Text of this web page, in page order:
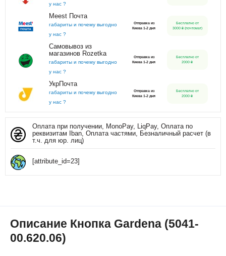
у нас ?
Meest Почта
габариты и почему выгодно
у нас ?
Отправка из
Киева 1-2 дня
Бесплатно от
3000 ₴ (почтомат)
Самовывоз из
магазинов Rozetka
габариты и почему выгодно
у нас ?
Отправка из
Киева 1-2 дня
Бесплатно от
2000 ₴
УкрПочта
габариты и почему выгодно
у нас ?
Отправка из
Киева 1-2 дня
Бесплатно от
2000 ₴
Оплата при получении, MonoPay, LiqPay, Оплата по
реквизитам Iban, Оплата частями, Безналичный расчет (в
т.ч. для юр. лиц)
[attribute_id=23]
Описание Кнопка Gardena (5041-
00.620.06)